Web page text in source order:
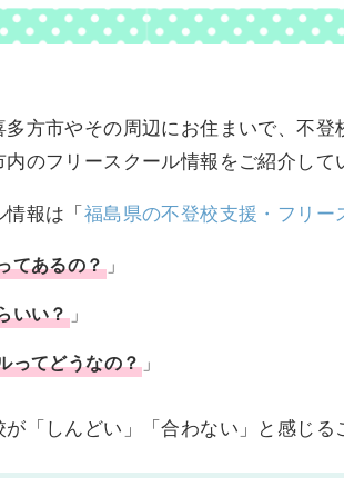
方市やその周辺にお住まいで、不
のフリースクール情報をご紹介して
報は「福島県の不登校支援・フリー
てあるの？」
いい？」
ってどうなの？ 」
「しんどい」「合わない」と感じる